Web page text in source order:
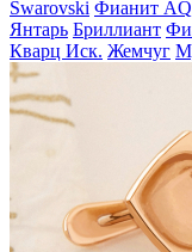
Swarovski Фианит AQ
Янтарь Бриллиант
Кварц Иск. Жемчуг